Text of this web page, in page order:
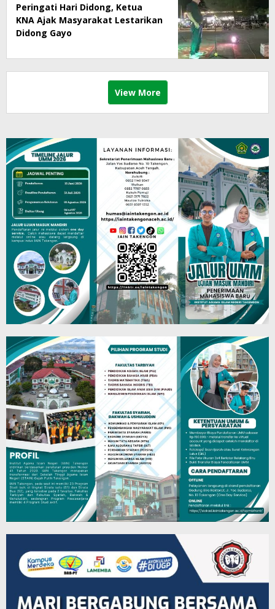
Peringati Hari Didong, Ketua
KNA Ajak Masyarakat Lestarikan
Didong Gayo
View More